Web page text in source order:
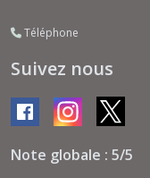
Téléphone
Suivez nous
Note globale : 5/5